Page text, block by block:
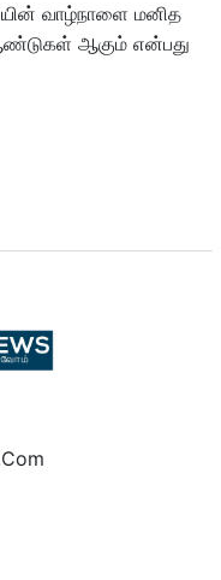
வாழ்நாளை மனித
ஆகும் என்பது